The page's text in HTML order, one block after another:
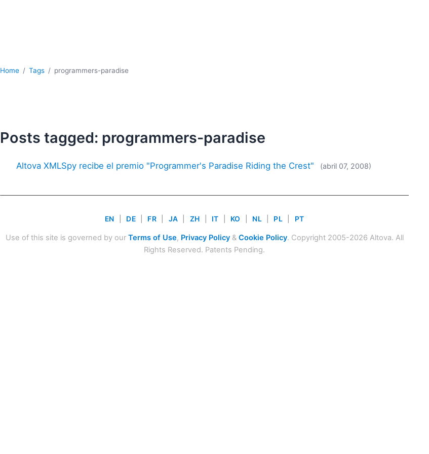
Home Tags programmers-paradise
Posts tagged: programmers-paradise
Altova XMLSpy recibe el premio "Programmer's Paradise Riding the Crest" (abril 07, 2008)
EN DE FR JA ZH IT KO NL PL PT
Use of this site is governed by our Terms of Use, Privacy Policy& Cookie Policy. Copyright 2005-2026 Altova. All
Rights Reserved. Patents Pending.